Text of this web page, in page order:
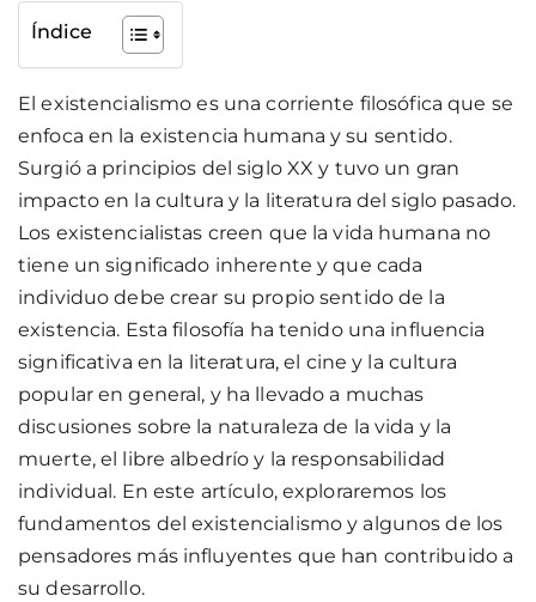
Índice
El existencialismo es una corriente filosófica que se
enfoca en la existencia humana y su sentido.
Surgió a principios del siglo XX y tuvo un gran
impacto en la cultura y la literatura del siglo pasado.
Los existencialistas creen que la vida humana no
tiene un significado inherente y que cada
individuo debe crear su propio sentido de la
existencia. Esta filosofía ha tenido una influencia
significativa en la literatura, el cine y la cultura
popular en general, y ha llevado a muchas
discusiones sobre la naturaleza de la vida y la
muerte, el libre albedrío y la responsabilidad
individual. En este artículo, exploraremos los
fundamentos del existencialismo y algunos de los
pensadores más influyentes que han contribuido a
su desarrollo.